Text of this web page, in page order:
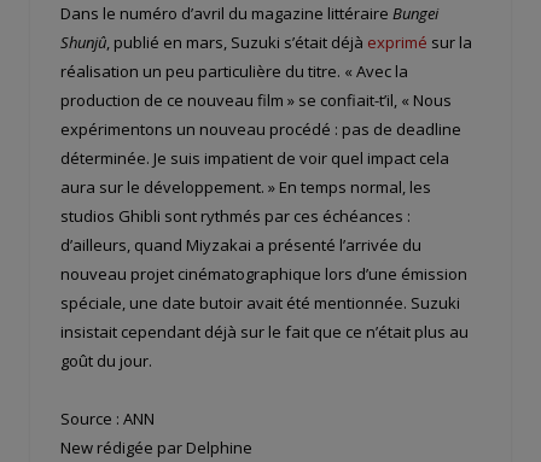
Dans le numéro d’avril du magazine littéraire Bungei
Shunjû, publié en mars, Suzuki s’était déjà exprimé sur la
réalisation un peu particulière du titre. « Avec la
production de ce nouveau film » se confiait-t’il, « Nous
expérimentons un nouveau procédé : pas de deadline
déterminée. Je suis impatient de voir quel impact cela
aura sur le développement. » En temps normal, les
studios Ghibli sont rythmés par ces échéances :
d’ailleurs, quand Miyzakai a présenté l’arrivée du
nouveau projet cinématographique lors d’une émission
spéciale, une date butoir avait été mentionnée. Suzuki
insistait cependant déjà sur le fait que ce n’était plus au
goût du jour.
Source : ANN
New rédigée par Delphine